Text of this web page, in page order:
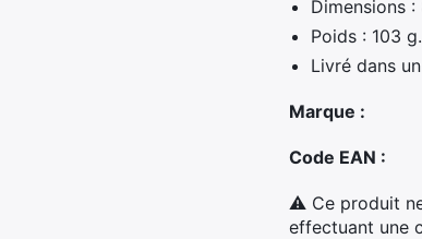
Dimensions
Poids : 103 g.
Livré dans
Marque :
Code EAN :
⚠ Ce produit
effectuant une